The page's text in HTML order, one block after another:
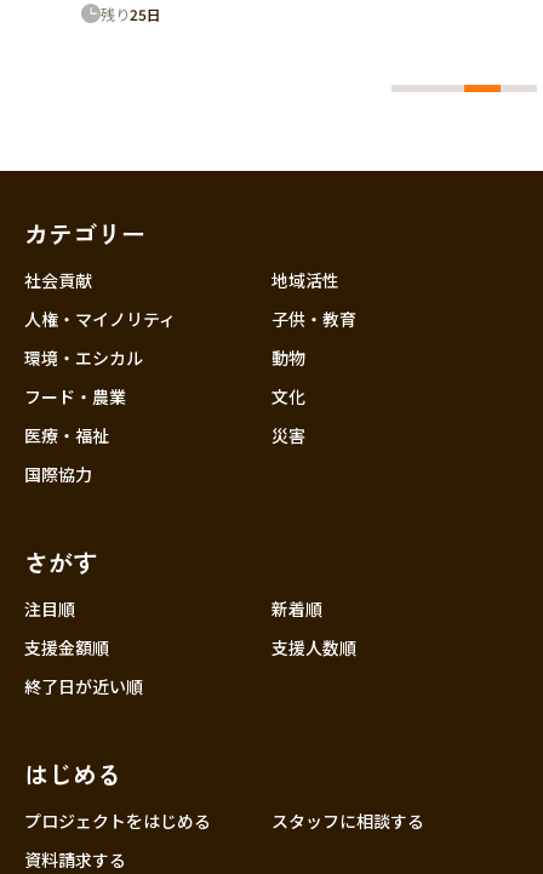
残り25日
カテゴリー
社会貢献
人権・マイノリティ
環境・エシカル
フード・農業
医療・福祉
国際協力
地域活性
子供・教育
動物
文化
災害
さがす
注目順
新着順
支援金額順
支援人数順
終了日が近い順
はじめる
プロジェクトをはじめる
スタッフに相談する
資料請求する